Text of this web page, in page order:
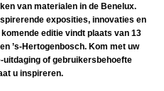
van materialen in de Benelux.
exposities, innovaties en
editie vindt plaats van 13
’s-Hertogenbosch. Kom met uw
of gebruikersbehoefte
u inspireren.